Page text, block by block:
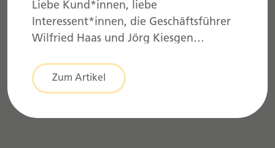
Liebe Kund*innen, liebe
Interessent*innen, die Geschäftsführer
Wilfried Haas und Jörg Kiesgen
Themen und diskutieren diese im
Anschluss mit Ihnen. Wie immer wollen
kompakt in ca. 20 Minuten vorstellen
Zum Artikel